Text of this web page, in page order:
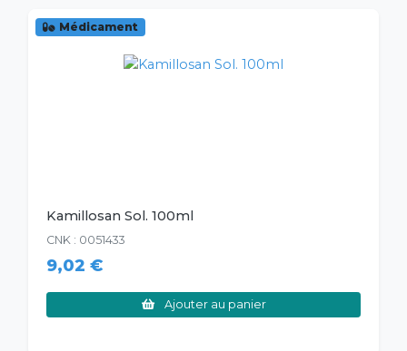
Médicament
Kamillosan Sol. 100ml
CNK : 0051433
9,02 €
Ajouter au panier